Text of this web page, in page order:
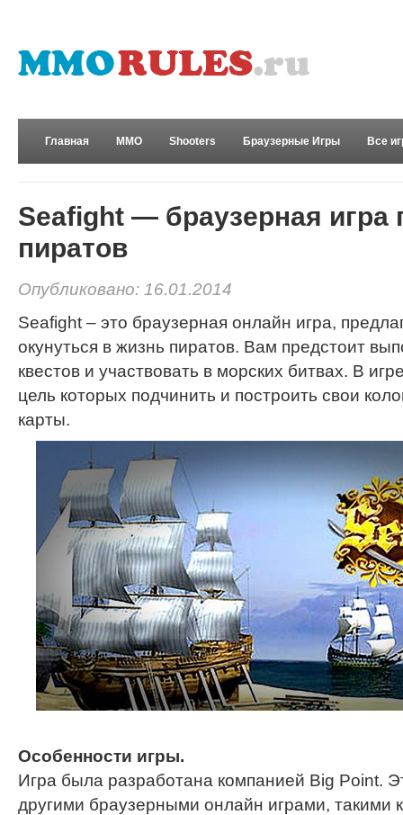
Главная MMO Shooters Браузерные Игры Все
Seafight — браузерная игра
пиратов
Опубликовано: 16.01.2014
Seafight – это браузерная онлайн игра,
окунуться в жизнь пиратов. Вам предстоит
квестов и участвовать в морских битвах. В
цель которых подчинить и построить свои
карты.
Особенности игры.
Игра была разработана компанией Big Point.
другими браузерными онлайн играми, такими